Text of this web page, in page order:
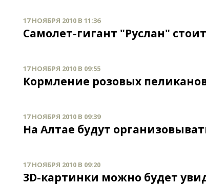
17 НОЯБРЯ 2010 В 11:36
Самолет-гигант "Руслан"
17 НОЯБРЯ 2010 В 09:55
Кормление розовых
17 НОЯБРЯ 2010 В 09:39
На Алтае будут
17 НОЯБРЯ 2010 В 09:20
3D-картинки можно будет